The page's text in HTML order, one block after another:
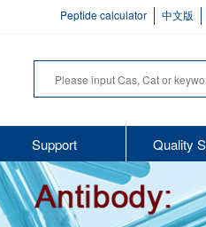
Peptide calculator 中文版
Support Quality